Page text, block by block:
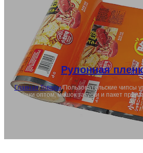
Рулонная
Главная/Товары/Пользовательские чипсы
пленки оптом, мешок закуски и пакет